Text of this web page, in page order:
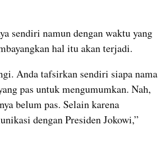
sendiri namun dengan waktu yang
hal itu akan terjadi.
Anda tafsirkan sendiri siapa nama
pas untuk mengumumkan. Nah,
belum pas. Selain karena
dengan Presiden Jokowi,”